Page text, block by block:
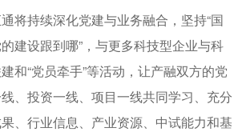
将持续深化党建与业务融合，坚持“国
建设跟到哪”，与更多科技型企业与科
和“党员牵手”等活动，让产融双方的党
、投资一线、项目一线共同学习、充分
、行业信息、产业资源、中试能力和基